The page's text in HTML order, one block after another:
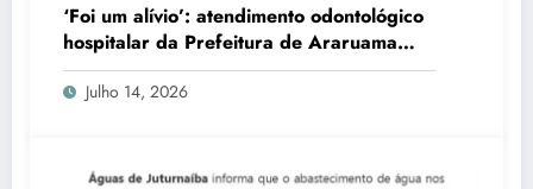
‘Foi um alívio’: atendimento odontológico
hospitalar da Prefeitura de Araruama
transforma rotina de famílias atípicas
Julho 14, 2026